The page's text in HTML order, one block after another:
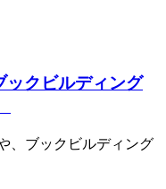
ックビルディング
、ブックビルディング